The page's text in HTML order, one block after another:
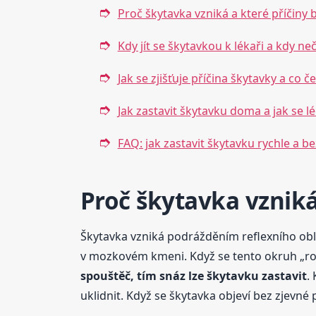
Proč škytavka vzniká a které příčiny
Kdy jít se škytavkou k lékaři a kdy
Jak se zjišťuje příčina škytavky a co
Jak zastavit škytavku doma a jak se
FAQ: jak zastavit škytavku rychle a
Proč škytavka
Škytavka vzniká podrážděním reflexního
v mozkovém kmeni. Když se tento okruh
spouštěč, tím snáz lze škytavku zastavit.
uklidnit. Když se škytavka objeví bez